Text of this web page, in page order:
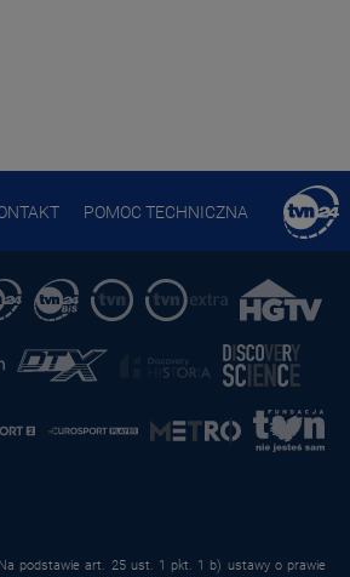
POMOC TECHNICZNA
podstawie art. 25 ust. 1 pkt. 1 b) ustawy o prawie